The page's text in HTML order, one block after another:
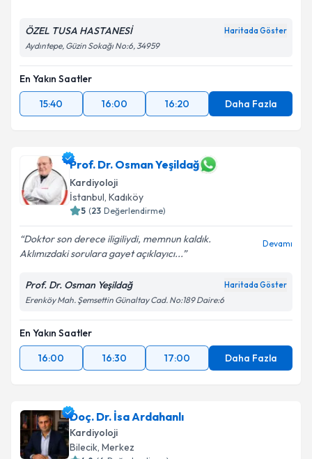
ÖZEL TUSA HASTANESİ Haritada Göster
Aydıntepe, Güzin Sokağı No:6, 34959
En Yakın Saatler
15:40
16:00 16:20 Daha Fazla
Prof. Dr. Osman Yeşildağ
Kardiyoloji
İstanbul, Kadıköy
5 (23 Değerlendirme)
Doktor son derece iligiliydi, memnun kaldık.
Aklımızdaki sorulara gayet açıklayıcı...
Devamı
Prof. Dr. Osman Yeşildağ Haritada Göster
Erenköy Mah. Şemsettin Günaltay Cad. No:189 Daire:6
En Yakın Saatler
16:00
16:30 17:00 Daha Fazla
Doç. Dr. İsa Ardahanlı
Kardiyoloji
Bilecik, Merkez